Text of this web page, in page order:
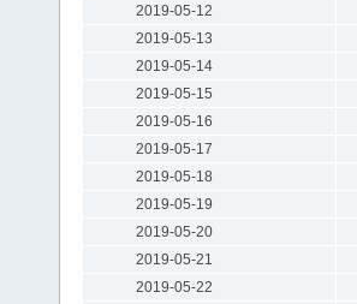
2019-05-12
2019-05-13
2019-05-14
2019-05-15
2019-05-16
2019-05-17
2019-05-18
2019-05-19
2019-05-20
2019-05-21
2019-05-22